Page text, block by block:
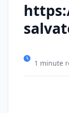
1 minute